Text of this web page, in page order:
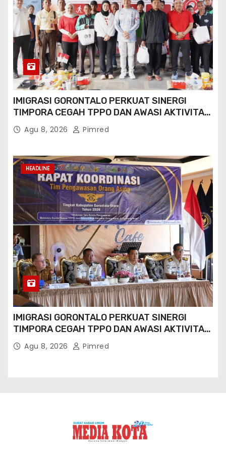
IMIGRASI GORONTALO PERKUAT SINERGI
TIMPORA CEGAH TPPO DAN AWASI AKTIVITAS
ORANG ASING DI GORONTALO UTARA
Agu 8, 2026 Pimred
HEADLINE
IMIGRASI GORONTALO PERKUAT SINERGI
TIMPORA CEGAH TPPO DAN AWASI AKTIVITAS
ORANG ASING DI GORONTALO UTARA
Agu 8, 2026 Pimred